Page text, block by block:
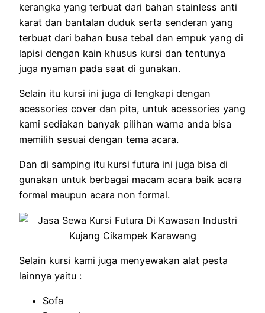
kerangka yang terbuat dari bahan stainless anti
karat dan bantalan duduk serta senderan yang
terbuat dari bahan busa tebal dan empuk yang di
lapisi dengan kain khusus kursi dan tentunya
juga nyaman pada saat di gunakan.
Selain itu kursi ini juga di lengkapi dengan
acessories cover dan pita, untuk acessories yang
kami sediakan banyak pilihan warna anda bisa
memilih sesuai dengan tema acara.
Dan di samping itu kursi futura ini juga bisa di
gunakan untuk berbagai macam acara baik acara
formal maupun acara non formal.
Selain kursi kami juga menyewakan alat pesta
lainnya yaitu :
Sofa